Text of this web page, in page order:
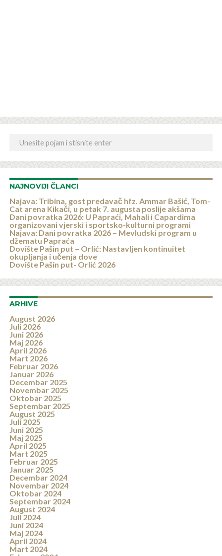
NAJNOVIJI ČLANCI
Najava: Tribina, gost predavač hfz. Ammar Bašić, Tom-
Cat arena Kikači, u petak 7. augusta poslije akšama
Dani povratka 2026: U Papraći, Mahali i Capardima
organizovani vjerski i sportsko-kulturni programi
Najava: Dani povratka 2026 – Mevludski program u
džematu Papraća
Dovište Pašin put – Orlić: Nastavljen kontinuitet
okupljanja i učenja dove
Dovište Pašin put- Orlić 2026
ARHIVE
August 2026
Juli 2026
Juni 2026
Maj 2026
April 2026
Mart 2026
Februar 2026
Januar 2026
Decembar 2025
Novembar 2025
Oktobar 2025
Septembar 2025
August 2025
Juli 2025
Juni 2025
Maj 2025
April 2025
Mart 2025
Februar 2025
Januar 2025
Decembar 2024
Novembar 2024
Oktobar 2024
Septembar 2024
August 2024
Juli 2024
Juni 2024
Maj 2024
April 2024
Mart 2024